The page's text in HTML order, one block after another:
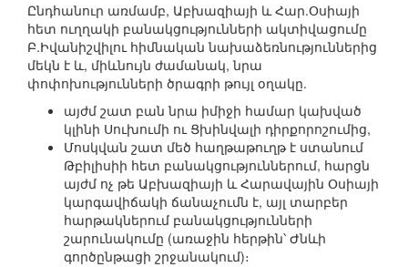
Ընդհանուր առմամբ, Աբխազիայի և Հար.Օսիայի
հետ ուղղակի բանակցությունների ակտիվացումը
Բ.Իվանիշվիլու հիմնական նախաձեռնություններից
մեկն է և, միևնույն ժամանակ, նրա
փոփոխությունների ծրագրի թույլ օղակը.
այժմ շատ բան նրա իմիջի համար կախված
կլինի Սուխումի ու Ցխինվալի դիրքորոշումից,
Մոսկվան շատ մեծ հաղթաթուղթ է ստանում
Թբիլիսիի հետ բանակցություններում, հարցն
այժմ ոչ թե Աբխազիայի և Հարավային Օսիայի
կարգավիճակի ճանաչումն է, այլ տարբեր
հարթակներում բանակցությունների
շարունակումը (առաջին հերթին՝ Ժնևի
գործընթացի շրջանակում)։